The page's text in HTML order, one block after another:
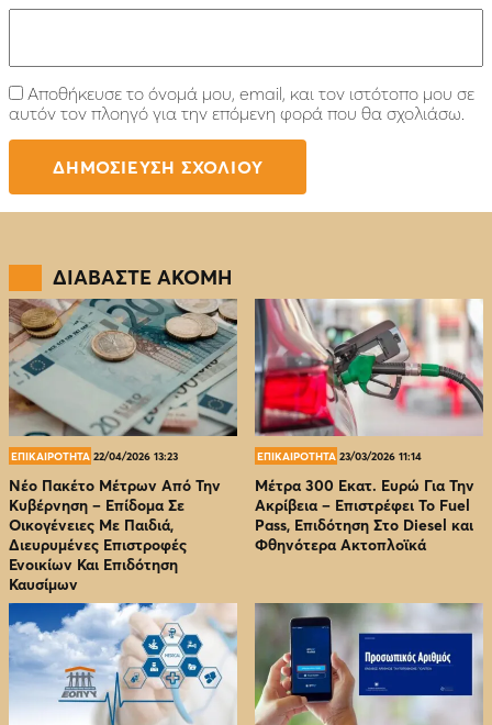
Αποθήκευσε το όνομά μου, email, και τον ιστότοπο μου σε
αυτόν τον πλοηγό για την επόμενη φορά που θα σχολιάσω.
ΔΙΑΒΑΣΤΕ ΑΚΟΜΗ
ΕΠΙΚΑΙΡΟΤΗΤΑ 22/04/2026 13:23
Νέο Πακέτο Μέτρων Από Την
Κυβέρνηση – Επίδομα Σε
Οικογένειες Με Παιδιά,
Διευρυμένες Επιστροφές
Ενοικίων Και Επιδότηση
Καυσίμων
ΕΠΙΚΑΙΡΟΤΗΤΑ 23/03/2026 11:14
Μέτρα 300 Εκατ. Ευρώ Για Την
Ακρίβεια – Επιστρέφει Το Fuel
Pass, Επιδότηση Στο Diesel και
Φθηνότερα Ακτοπλοϊκά